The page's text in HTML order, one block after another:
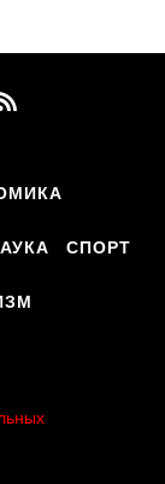
СПОРТ